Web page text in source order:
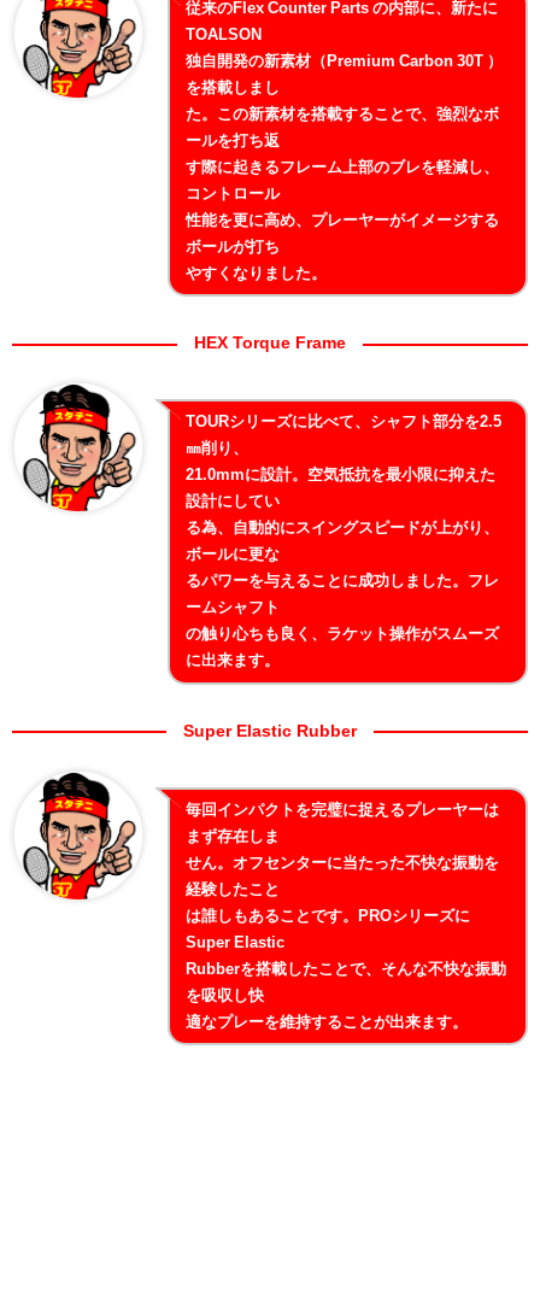
従来のFlex Counter Parts の内部に、新たに
TOALSON
独自開発の新素材（Premium Carbon 30T ）
を搭載しまし
た。この新素材を搭載することで、強烈なボ
ールを打ち返
す際に起きるフレーム上部のブレを軽減し、
コントロール
性能を更に高め、プレーヤーがイメージする
ボールが打ち
やすくなりました。
HEX Torque Frame
TOURシリーズに比べて、シャフト部分を2.5
㎜削り、
21.0mmに設計。空気抵抗を最小限に抑えた
設計にしてい
る為、自動的にスイングスピードが上がり、
ボールに更な
るパワーを与えることに成功しました。フレ
ームシャフト
の触り心ちも良く、ラケット操作がスムーズ
に出来ます。
Super Elastic Rubber
毎回インパクトを完璧に捉えるプレーヤーは
まず存在しま
せん。オフセンターに当たった不快な振動を
経験したこと
は誰しもあることです。PROシリーズに
Super Elastic
Rubberを搭載したことで、そんな不快な振動
を吸収し快
適なプレーを維持することが出来ます。